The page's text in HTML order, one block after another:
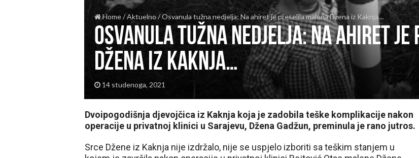
Home/Aktuelno /Osvanula tužna nedjelja: Na ahiret je preselila malena Džena iz Kaknja…
Osvanula tužna nedjelja: Na ahiret
Džena iz Kaknja…
14 studenoga, 2021
Dvoipogodišnja djevojčica iz Kaknja koja je zadobila teške komplikacije nakon
operacije u privatnoj klinici u Sarajevu, Džena Gadžun, preminula je rano jutros.
Srce Džene iz Kaknja nije izdržalo, nije se uspjelo izboriti sa teškim stanjem u